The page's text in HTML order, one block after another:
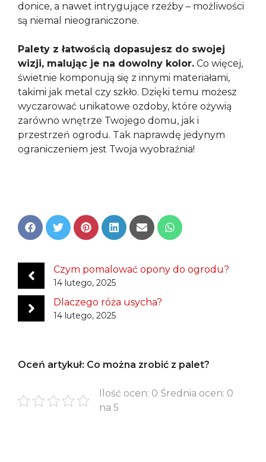
donice, a nawet intrygujące rzeźby – możliwości
są niemal nieograniczone.
Palety z łatwością dopasujesz do swojej
wizji, malując je na dowolny kolor. Co więcej,
świetnie komponują się z innymi materiałami,
takimi jak metal czy szkło. Dzięki temu możesz
wyczarować unikatowe ozdoby, które ożywią
zarówno wnętrze Twojego domu, jak i
przestrzeń ogrodu. Tak naprawdę jedynym
ograniczeniem jest Twoja wyobraźnia!
Share
on
Share
on
Share
on
Share
on
Share
on
Share
on
Czym pomalować opony do ogrodu?
14 lutego, 2025
Dlaczego róża usycha?
14 lutego, 2025
Oceń artykuł: Co można zrobić z palet?
Ilość ocen: 0 Średnia ocen: 0
na 5